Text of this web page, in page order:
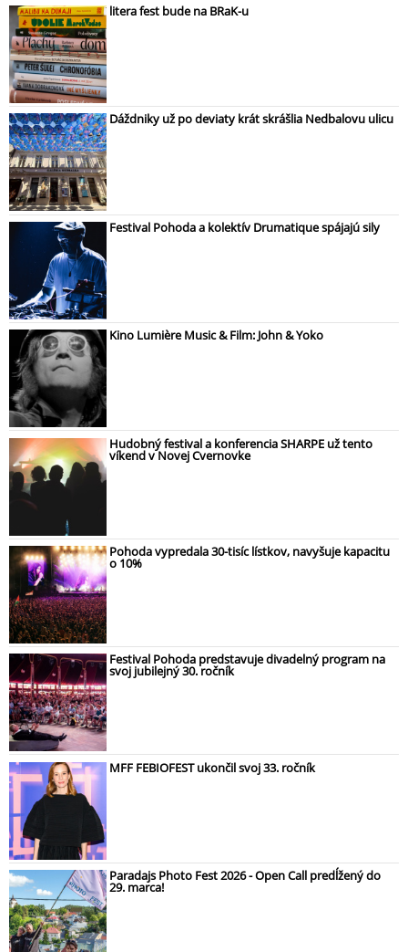
litera fest bude na BRaK-u
Dáždniky už po deviaty krát skrášlia Nedbalovu ulicu
Festival Pohoda a kolektív Drumatique spájajú sily
Kino Lumière Music & Film: John & Yoko
Hudobný festival a konferencia SHARPE už tento
víkend v Novej Cvernovke
Pohoda vypredala 30-tisíc lístkov, navyšuje kapacitu
o 10%
Festival Pohoda predstavuje divadelný program na
svoj jubilejný 30. ročník
MFF FEBIOFEST ukončil svoj 33. ročník
Paradajs Photo Fest 2026 - Open Call predĺžený do
29. marca!